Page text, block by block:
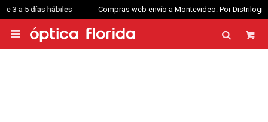
Compras web envío a Montevideo: Por Distrilogic de 3 a 5 días hábiles.
